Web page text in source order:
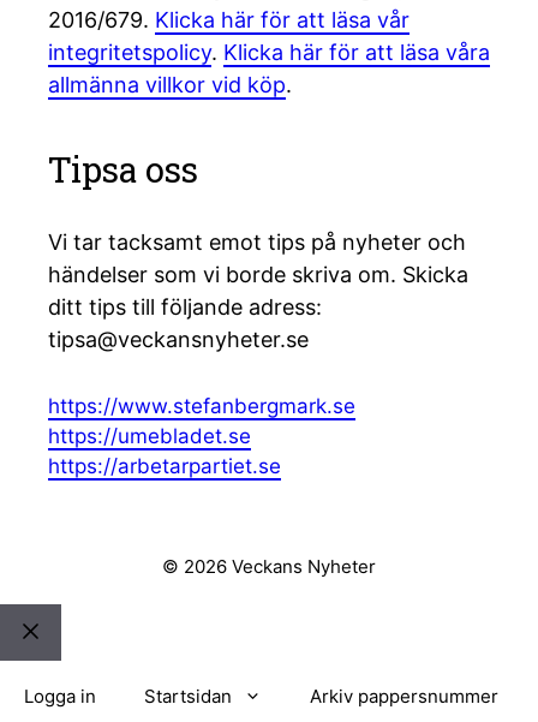
2016/679. Klicka här för att läsa vår
integritetspolicy. Klicka här för att läsa våra
allmänna villkor vid köp.
Tipsa oss
Vi tar tacksamt emot tips på nyheter och
händelser som vi borde skriva om. Skicka
ditt tips till följande adress:
tipsa@veckansnyheter.se
https://www.stefanbergmark.se
https://umebladet.se
https://arbetarpartiet.se
© 2026 Veckans Nyheter
Stäng
Logga in Startsidan Arkiv pappersnummer